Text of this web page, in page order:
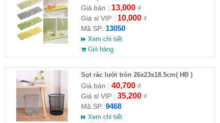
Giá bán : 13,000₫
Giá sỉ VIP : 10,000₫
Mã SP: 13050
Xem chi tiết
Giỏ hàng
Sọt rác lưới tròn 26x23x18.5cm( HĐ )
Giá bán : 40,700₫
Giá sỉ VIP : 35,200₫
Mã SP: 9468
Xem chi tiết